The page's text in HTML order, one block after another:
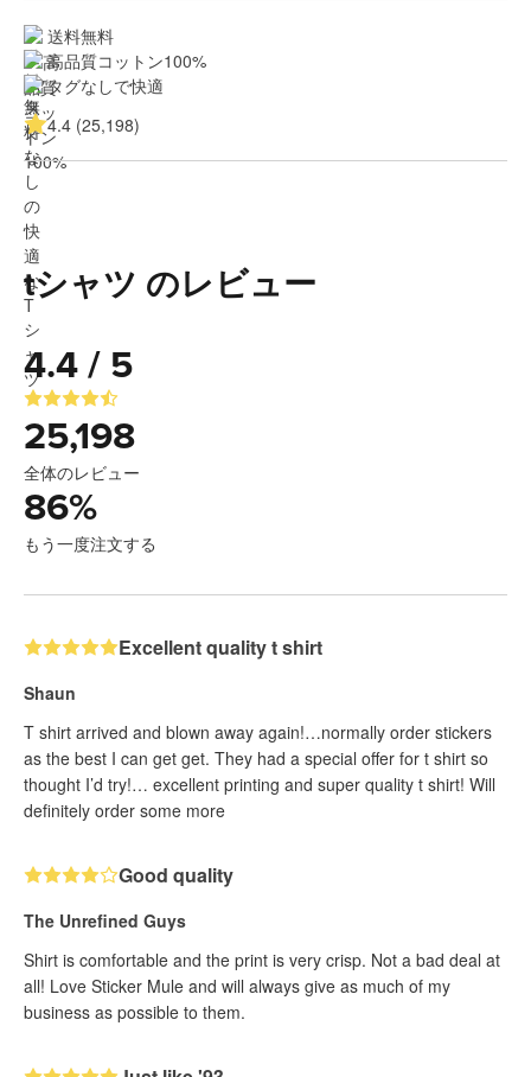
送料無料
高品質コットン100%
タグなしで快適
4.4 (25,198)
tシャツ のレビュー
4.4 / 5
25,198
全体のレビュー
86%
もう一度注文する
Excellent quality t shirt
Shaun
T shirt arrived and blown away again!…normally order stickers
as the best I can get get. They had a special offer for t shirt so
thought I’d try!… excellent printing and super quality t shirt! Will
definitely order some more
Good quality
The Unrefined Guys
Shirt is comfortable and the print is very crisp. Not a bad deal at
all! Love Sticker Mule and will always give as much of my
business as possible to them.